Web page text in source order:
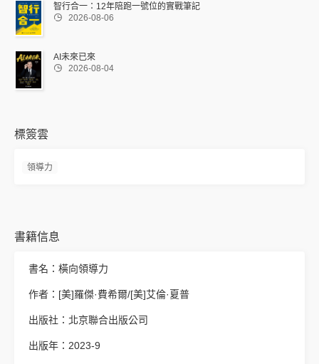
智行合一：12年陪跑一號位的實戰筆記
 2026-08-06
AI未來已來
 2026-08-04
標簽雲
領導力
書籍信息
書名：橫向領導力
作者：[美]羅傑·費希爾/[美]艾倫·夏普
出版社：北京聯合出版公司
出版年：2023-9